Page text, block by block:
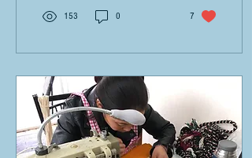
153 0 7